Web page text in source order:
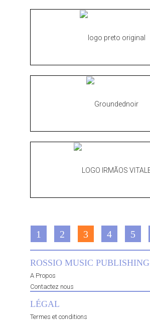
1 2 3 4 5
ROSSIO MUSIC PUBLISHING
A Propos
Contactez nous
LÉGAL
Termes et conditions